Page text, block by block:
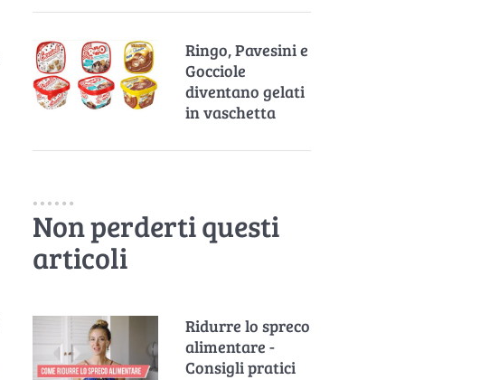
Ringo, Pavesini e
Gocciole
diventano gelati
in vaschetta
Non perderti questi
articoli
Ridurre lo spreco
alimentare -
Consigli pratici